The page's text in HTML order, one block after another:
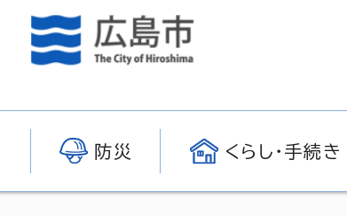
防災 くらし・手続き